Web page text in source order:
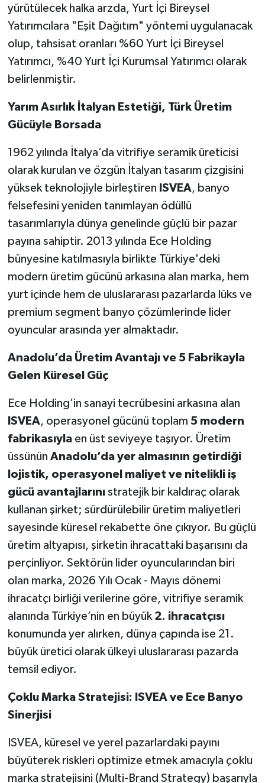
yürütülecek halka arzda, Yurt İçi Bireysel
Yatırımcılara "Eşit Dağıtım" yöntemi uygulanacak
olup, tahsisat oranları %60 Yurt İçi Bireysel
Yatırımcı, %40 Yurt İçi Kurumsal Yatırımcı olarak
belirlenmiştir.
Yarım Asırlık İtalyan Estetiği, Türk Üretim
Gücüyle Borsada
1962 yılında İtalya’da vitrifiye seramik üreticisi
olarak kurulan ve özgün İtalyan tasarım çizgisini
yüksek teknolojiyle birleştiren ISVEA, banyo
felsefesini yeniden tanımlayan ödüllü
tasarımlarıyla dünya genelinde güçlü bir pazar
payına sahiptir. 2013 yılında Ece Holding
bünyesine katılmasıyla birlikte Türkiye'deki
modern üretim gücünü arkasına alan marka, hem
yurt içinde hem de uluslararası pazarlarda lüks ve
premium segment banyo çözümlerinde lider
oyuncular arasında yer almaktadır.
Anadolu’da Üretim Avantajı ve 5 Fabrikayla
Gelen Küresel Güç
Ece Holding’in sanayi tecrübesini arkasına alan
ISVEA, operasyonel gücünü toplam 5 modern
fabrikasıylaen üst seviyeye taşıyor. Üretim
üssünün Anadolu’da yer almasının getirdiği
lojistik, operasyonel maliyet ve nitelikli iş
gücü avantajlarınıstratejik bir kaldıraç olarak
kullanan şirket; sürdürülebilir üretim maliyetleri
sayesinde küresel rekabette öne çıkıyor. Bu güçlü
üretim altyapısı, şirketin ihracattaki başarısını da
perçinliyor. Sektörün lider oyuncularından biri
olan marka, 2026 Yılı Ocak - Mayıs dönemi
ihracatçı birliği verilerine göre, vitrifiye seramik
alanında Türkiye’nin en büyük 2. ihracatçısı
konumunda yer alırken, dünya çapında ise 21.
büyük üretici olarak ülkeyi uluslararası pazarda
temsil ediyor.
Çoklu Marka Stratejisi: ISVEA ve Ece Banyo
Sinerjisi
ISVEA, küresel ve yerel pazarlardaki payını
büyüterek riskleri optimize etmek amacıyla çoklu
marka stratejisini (Multi-Brand Strategy) başarıyla